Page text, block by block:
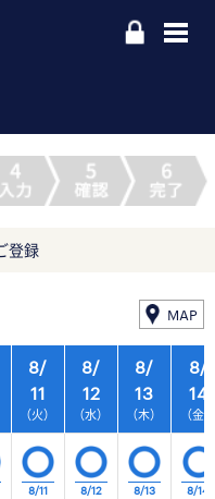
登録
MAP
8/
11
（火）
8/
12
（水）
8/
13
（木）
8/11 8/12 8/13
8/
14
（金）
8/14